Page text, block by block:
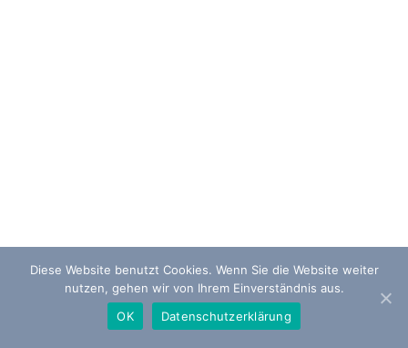
Diese Website benutzt Cookies. Wenn Sie die Website weiter
nutzen, gehen wir von Ihrem Einverständnis aus.
OK
Datenschutzerklärung